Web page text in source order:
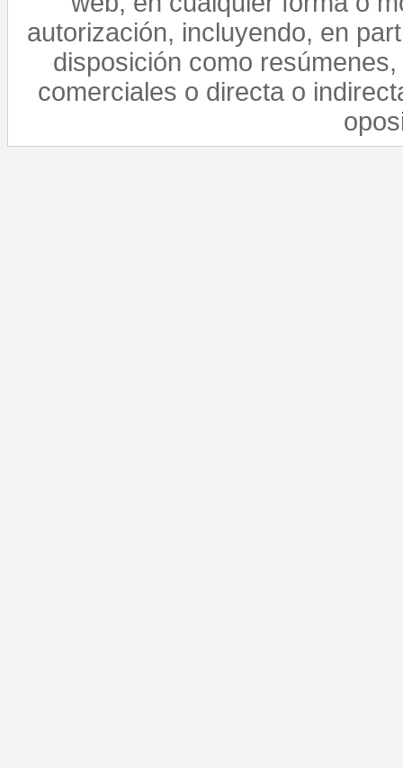
autorización, incluyendo, en
disposición como
comerciales o directa o